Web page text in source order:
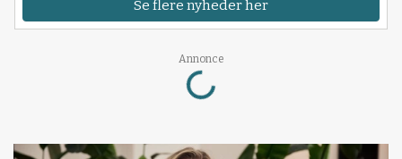
Se flere nyheder her
Annonce
Loading...